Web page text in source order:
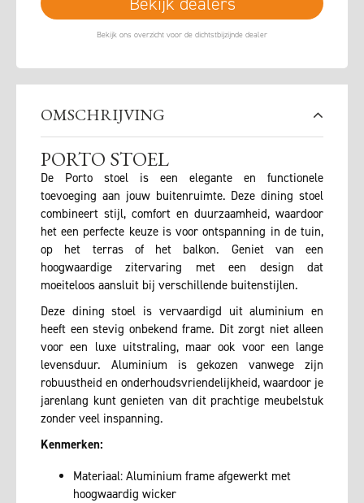
OMSCHRIJVING
PORTO STOEL
De Porto stoel is een elegante en functionele
toevoeging aan jouw buitenruimte. Deze dining stoel
combineert stijl, comfort en duurzaamheid, waardoor
het een perfecte keuze is voor ontspanning in de tuin,
op het terras of het balkon. Geniet van een
hoogwaardige zitervaring met een design dat
moeiteloos aansluit bij verschillende buitenstijlen.
Deze dining stoel is vervaardigd uit aluminium en
heeft een stevig onbekend frame. Dit zorgt niet alleen
voor een luxe uitstraling, maar ook voor een lange
levensduur. Aluminium is gekozen vanwege zijn
robuustheid en onderhoudsvriendelijkheid, waardoor je
jarenlang kunt genieten van dit prachtige meubelstuk
zonder veel inspanning.
Kenmerken:
Materiaal: Aluminium frame afgewerkt met
hoogwaardig wicker